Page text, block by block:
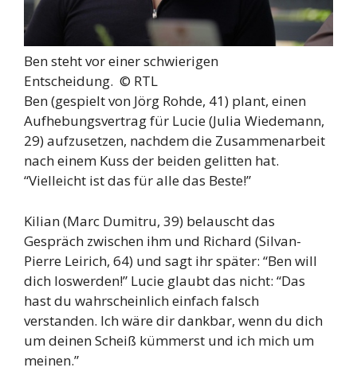
Ben steht vor einer schwierigen
Entscheidung. © RTL
Ben (gespielt von Jörg Rohde, 41) plant, einen
Aufhebungsvertrag für Lucie (Julia Wiedemann,
29) aufzusetzen, nachdem die Zusammenarbeit
nach einem Kuss der beiden gelitten hat.
“Vielleicht ist das für alle das Beste!”
Kilian (Marc Dumitru, 39) belauscht das
Gespräch zwischen ihm und Richard (Silvan-
Pierre Leirich, 64) und sagt ihr später: “Ben will
dich loswerden!” Lucie glaubt das nicht: “Das
hast du wahrscheinlich einfach falsch
verstanden. Ich wäre dir dankbar, wenn du dich
um deinen Scheiß kümmerst und ich mich um
meinen.”